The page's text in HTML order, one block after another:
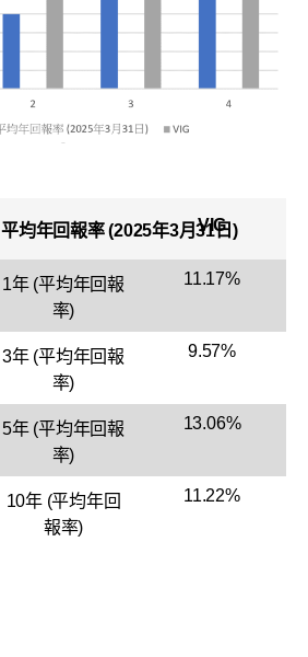
平均年回報率 (2025年3月31日)
VIG
1年 (平均年回報
率)
11.17%
3年 (平均年回報
率)
9.57%
5年 (平均年回報
率)
13.06%
10年 (平均年回
報率)
11.22%